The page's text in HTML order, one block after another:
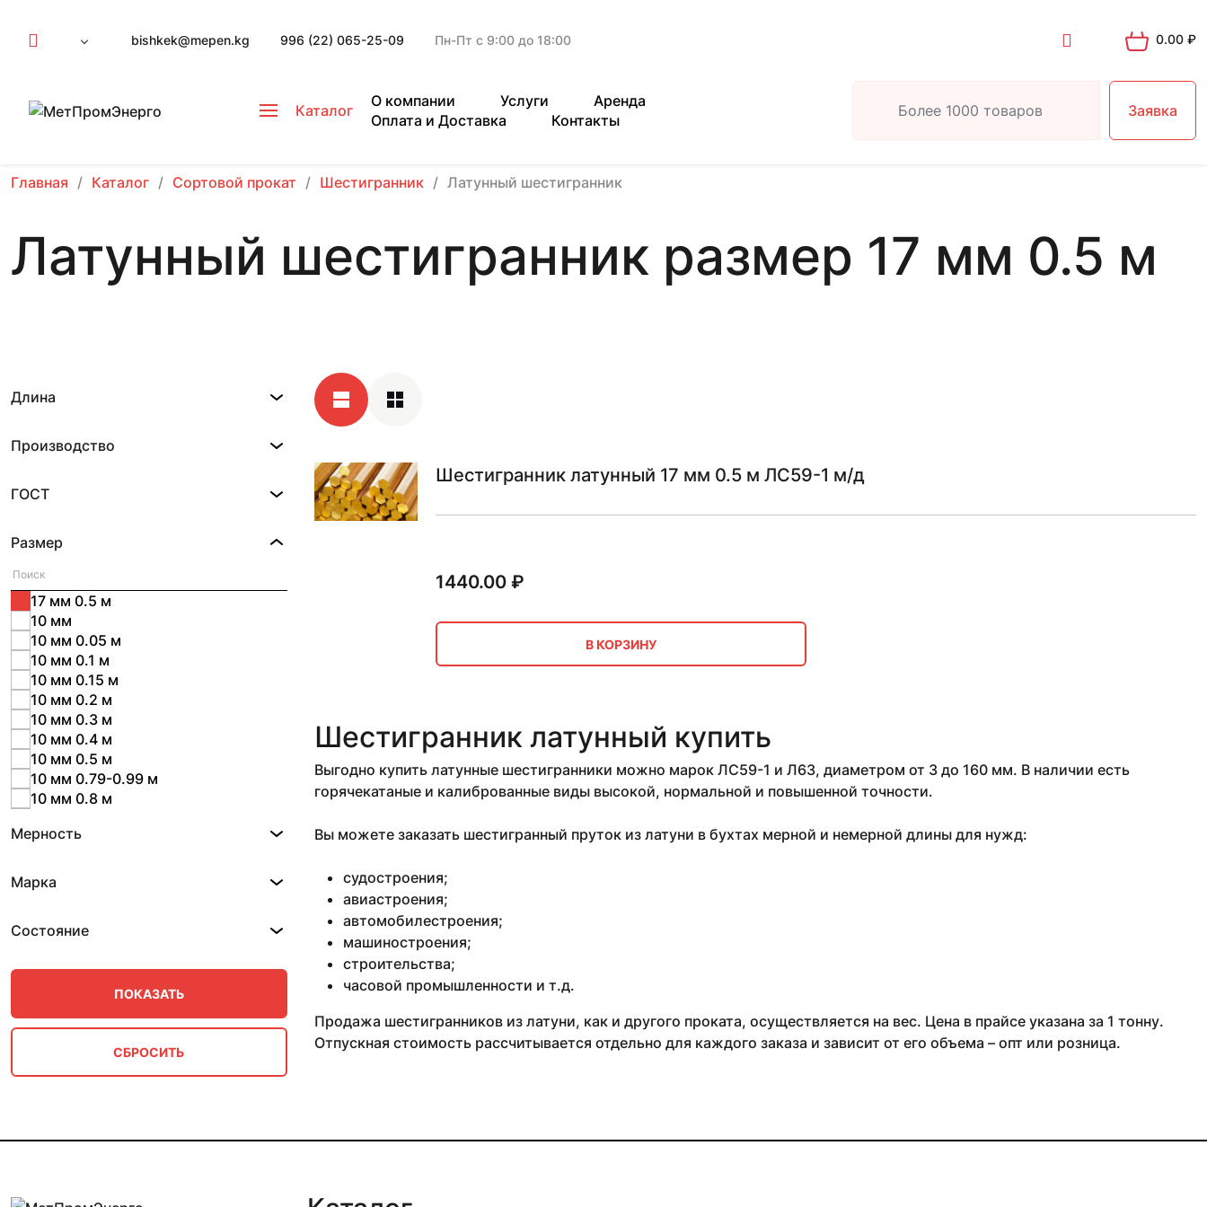
bishkek@mepen.kg 996 (22) 065-25-09 Пн-Пт с 9:00 до 18:00 0.00 ₽
Каталог
О компании Услуги
Аренда
Оплата и Доставка
Контакты
Заявка
Главная Каталог Сортовой прокат Шестигранник Латунный шестигранник
Латунный шестигранник размер 17 мм 0.5 м
Длина
Производство
ГОСТ
Размер
10 мм
10 мм 0.05 м
10 мм 0.1 м
10 мм 0.15 м
10 мм 0.2 м
10 мм 0.3 м
10 мм 0.4 м
10 мм 0.5 м
10 мм 0.79-0.99 м
10 мм 0.8 м
10 мм 0.87-2.95 м
10 мм 0.9-2.8 м
10 мм 1.2 м
11 мм
11 мм 0.87-2.95 м
17 мм 0.5 м
Мерность
Марка
Состояние
Шестигранник латунный 17 мм 0.5 м ЛС59-1 м/д
1440.00₽
В КОРЗИНУ
Шестигранник латунный купить
Выгодно купить латунные шестигранники можно марок ЛС59-1 и Л63, диаметром от 3 до 160 мм. В наличии есть
горячекатаные и калиброванные виды высокой, нормальной и повышенной точности.
Вы можете заказать шестигранный пруток из латуни в бухтах мерной и немерной длины для нужд:
судостроения;
авиастроения;
автомобилестроения;
машиностроения;
строительства;
часовой промышленности и т.д.
Продажа шестигранников из латуни, как и другого проката, осуществляется на вес. Цена в прайсе указана за 1 тонну.
Отпускная стоимость рассчитывается отдельно для каждого заказа и зависит от его объема – опт или розница.